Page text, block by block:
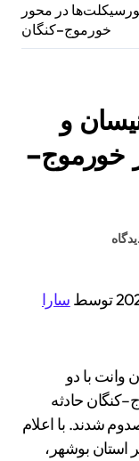
در محور
خورموج–کنگان
و
خورموج–
سارا
وانت با دو
خورموج–کنگان حادثه
شدند. با اعلام
استان بوشهر،